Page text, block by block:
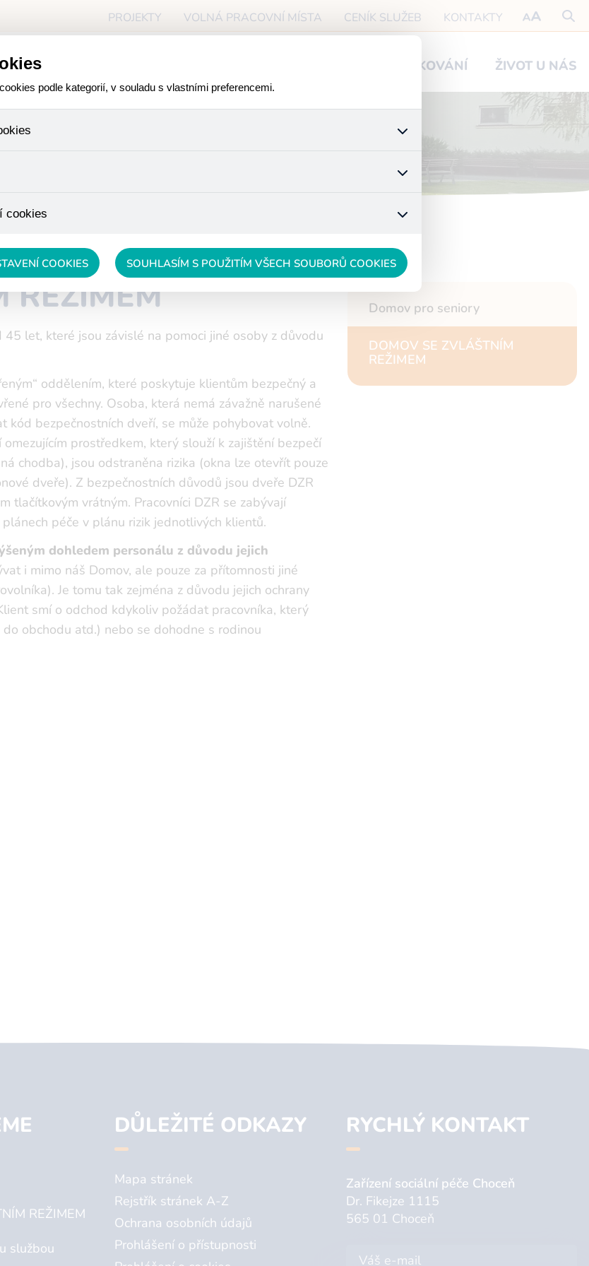
PROJEKTY VOLNÁ PRACOVNÍ MÍSTA CENÍK SLUŽEB KONTAKTY
PODĚKOVÁNÍ ŽIVOT U NÁS
REŽIMEM
45 let, které jsou závislé na pomoci jiné osoby z důvodu
oddělením, které poskytuje klientům bezpečný a
pro všechny. Osoba, která nemá závažně narušené
kód bezpečnostních dveří, se může pohybovat volně.
prostředkem, který slouží k zajištění bezpečí
chodba), jsou odstraněna rizika (okna lze otevřít pouze
dveře). Z bezpečnostních důvodů jsou dveře DZR
tlačítkovým vrátným. Pracovníci DZR se zabývají
péče v plánu rizik jednotlivých klientů.
dohledem personálu z důvodu jejich
i mimo náš Domov, ale pouze za přítomnosti jiné
Je tomu tak zejména z důvodu jejich ochrany
smí o odchod kdykoliv požádat pracovníka, který
obchodu atd.) nebo se dohodne s rodinou
Domov pro seniory
DOMOV SE ZVLÁŠTNÍM
REŽIMEM
REŽIMEM
službou
DŮLEŽITÉ ODKAZY
Mapa stránek
Rejstřík stránek A-Z
Ochrana osobních údajů
Prohlášení o přístupnosti
RYCHLÝ KONTAKT
Zařízení sociální péče Choceň
Dr. Fikejze 1115
565 01 Choceň
podle kategorií, v souladu s vlastními preferencemi.
produktů v nákupním košíku, ovládání filtrů a také nastavení souhlasu s
protože anonymizované cookies nelze přiřadit konkrétnímu uživateli.
cookies
COOKIES SOUHLASÍM S POUŽITÍM VŠECH SOUBORŮ COOKIES